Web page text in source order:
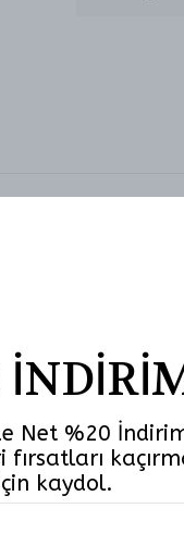
daha da kısa
gelmesi üzdü
ayrıca iç astarı
Net %20
fırsatları
kaydol.